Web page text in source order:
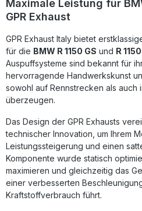
Qualität und Funktion legen.Für
Montage durch eine
Steigert Drehmoment und
Deutliche Gewichtsersparnis
Verbessert den Sound für ein
Hergestellt in Italien nach DIN-
Play – einfache Installation ohne
Lieferumfang: GPR Decat Pipe Fahrzeugspezifische
Maximale Leistung für
GPR Exhaust
GPR Exhaust Italy bietet
für die BMW R 1150 GS und R
Auspuffsysteme sind bekannt für
hervorragende Handwerkskunst
sowohl auf Rennstrecken als auch
überzeugen.
Das Design der GPR Exhausts
technischer Innovation, um Ihrem
Leistungssteigerung und einen
Komponente wurde statisch
maximieren und gleichzeitig das
einer verbesserten
Kraftstoffverbrauch führt.